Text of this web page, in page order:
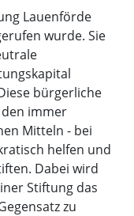
Lauenförde
wurde. Sie
bürgerliche
den immer
Mitteln - bei
helfen und
Dabei wird
Stiftung das
zu